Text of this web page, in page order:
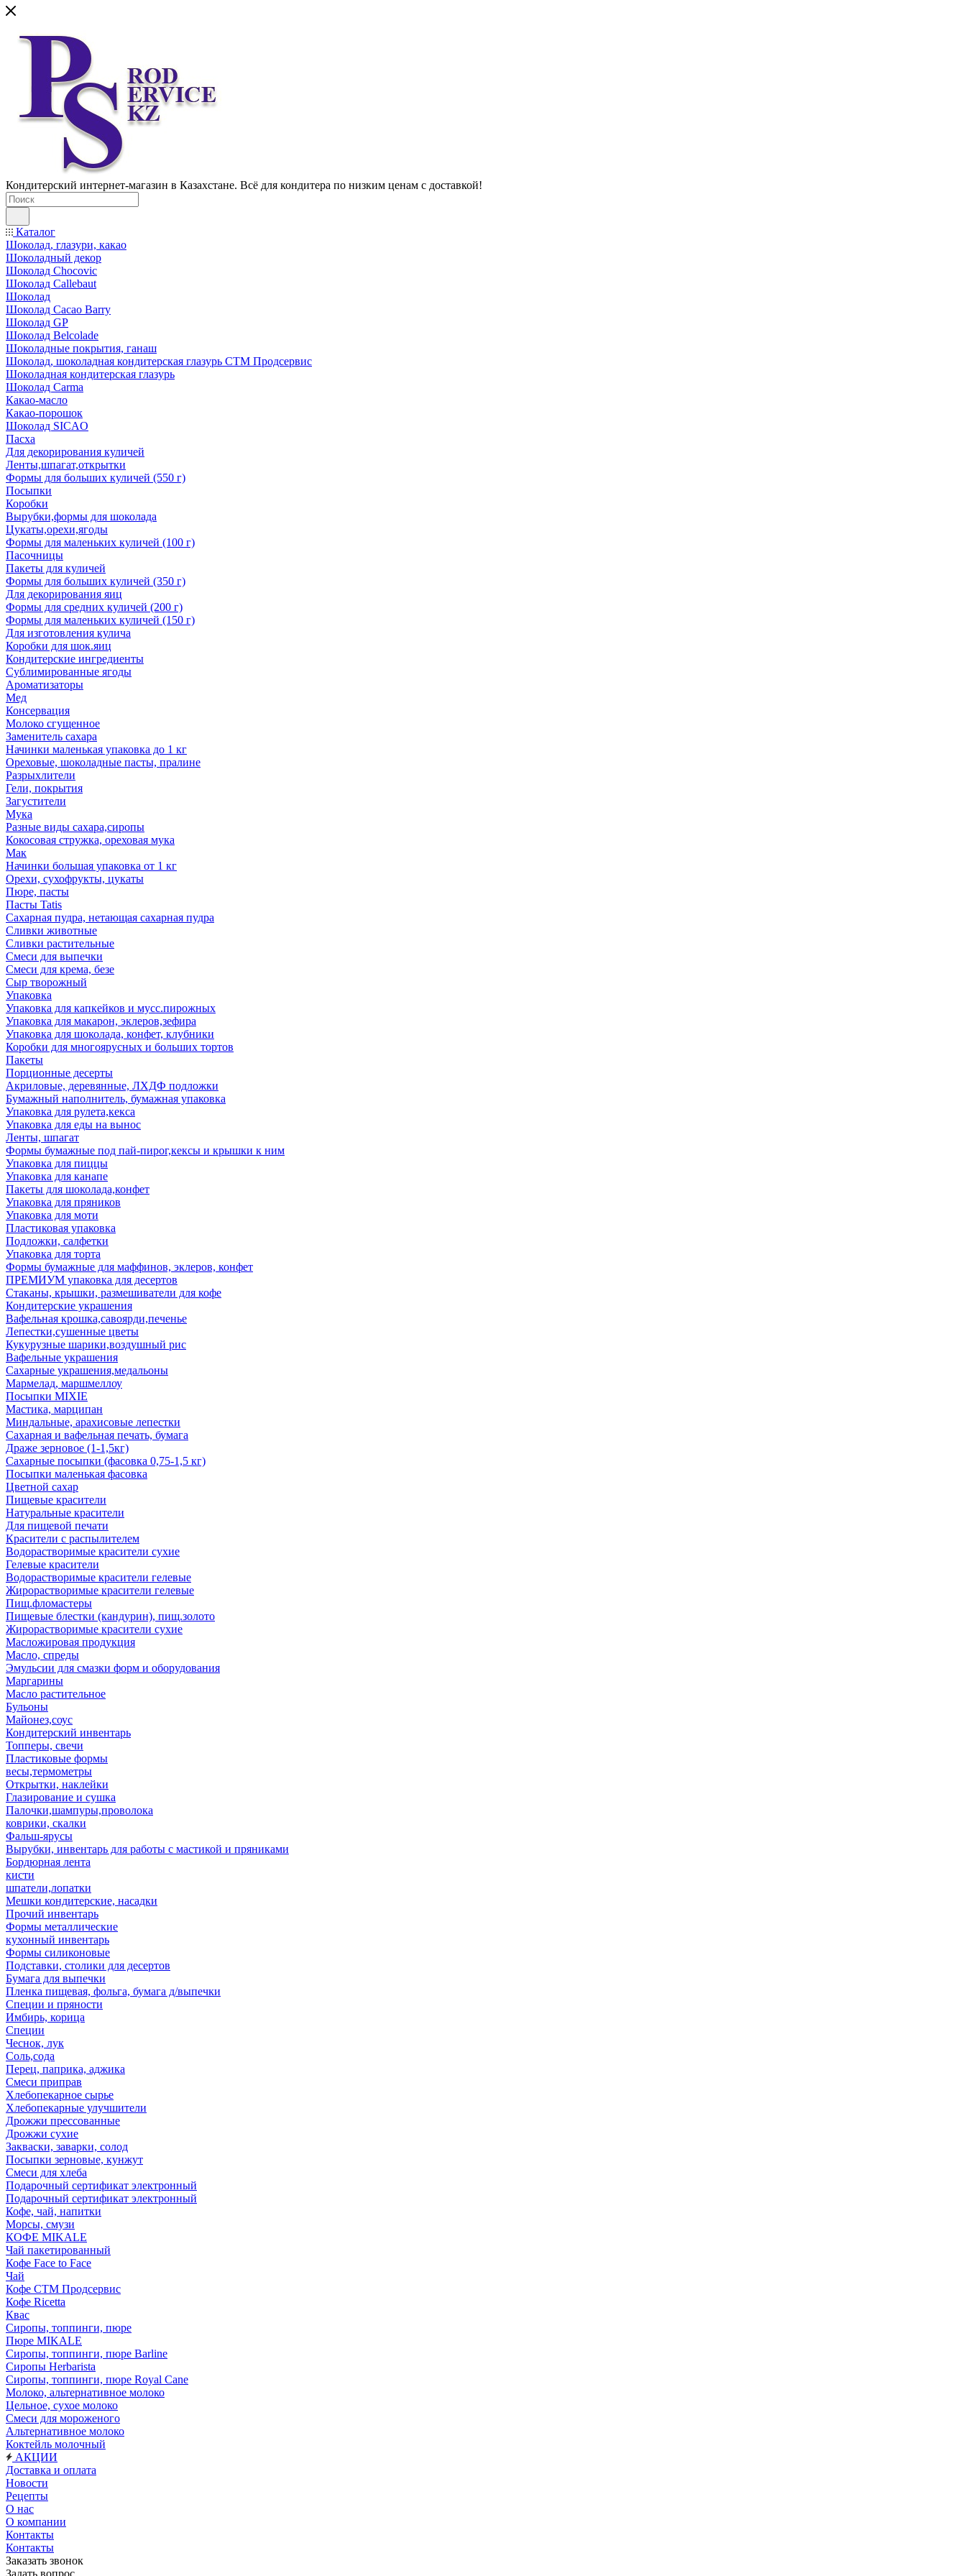
Кондитерский интернет-магазин в Казахстане. Всё для кондитера по низким ценам с доставкой!
Каталог
Шоколад, глазури, какао
Шоколадный декор
Шоколад Chocovic
Шоколад Callebaut
Шоколад
Шоколад Cacao Barry
Шоколад GP
Шоколад Belcolade
Шоколадные покрытия, ганаш
Шоколад, шоколадная кондитерская глазурь СТМ Продсервис
Шоколадная кондитерская глазурь
Шоколад Carma
Какао-масло
Какао-порошок
Шоколад SICAO
Пасха
Для декорирования куличей
Ленты,шпагат,открытки
Формы для больших куличей (550 г)
Посыпки
Коробки
Вырубки,формы для шоколада
Цукаты,орехи,ягоды
Формы для маленьких куличей (100 г)
Пасочницы
Пакеты для куличей
Формы для больших куличей (350 г)
Для декорирования яиц
Формы для средних куличей (200 г)
Формы для маленьких куличей (150 г)
Для изготовления кулича
Коробки для шок.яиц
Кондитерские ингредиенты
Сублимированные ягоды
Ароматизаторы
Мед
Консервация
Молоко сгущенное
Заменитель сахара
Начинки маленькая упаковка до 1 кг
Ореховые, шоколадные пасты, пралине
Разрыхлители
Гели, покрытия
Загустители
Мука
Разные виды сахара,сиропы
Кокосовая стружка, ореховая мука
Мак
Начинки большая упаковка от 1 кг
Орехи, сухофрукты, цукаты
Пюре, пасты
Пасты Tatis
Сахарная пудра, нетающая сахарная пудра
Сливки животные
Сливки растительные
Смеси для выпечки
Смеси для крема, безе
Сыр творожный
Упаковка
Упаковка для капкейков и мусс.пирожных
Упаковка для макарон, эклеров,зефира
Упаковка для шоколада, конфет, клубники
Коробки для многоярусных и больших тортов
Пакеты
Порционные десерты
Акриловые, деревянные, ЛХДФ подложки
Бумажный наполнитель, бумажная упаковка
Упаковка для рулета,кекса
Упаковка для еды на вынос
Ленты, шпагат
Формы бумажные под пай-пирог,кексы и крышки к ним
Упаковка для пиццы
Упаковка для канапе
Пакеты для шоколада,конфет
Упаковка для пряников
Упаковка для моти
Пластиковая упаковка
Подложки, салфетки
Упаковка для торта
Формы бумажные для маффинов, эклеров, конфет
ПРЕМИУМ упаковка для десертов
Стаканы, крышки, размешиватели для кофе
Кондитерские украшения
Вафельная крошка,савоярди,печенье
Лепестки,сушенные цветы
Кукурузные шарики,воздушный рис
Вафельные украшения
Сахарные украшения,медальоны
Мармелад, маршмеллоу
Посыпки MIXIE
Мастика, марципан
Миндальные, арахисовые лепестки
Сахарная и вафельная печать, бумага
Драже зерновое (1-1,5кг)
Сахарные посыпки (фасовка 0,75-1,5 кг)
Посыпки маленькая фасовка
Цветной сахар
Пищевые красители
Натуральные красители
Для пищевой печати
Красители с распылителем
Водорастворимые красители сухие
Гелевые красители
Водорастворимые красители гелевые
Жирорастворимые красители гелевые
Пищ.фломастеры
Пищевые блестки (кандурин), пищ.золото
Жирорастворимые красители сухие
Масложировая продукция
Масло, спреды
Эмульсии для смазки форм и оборудования
Маргарины
Масло растительное
Бульоны
Майонез,соус
Кондитерский инвентарь
Топперы, свечи
Пластиковые формы
весы,термометры
Открытки, наклейки
Глазирование и сушка
Палочки,шампуры,проволока
коврики, скалки
Фальш-ярусы
Вырубки, инвентарь для работы с мастикой и пряниками
Бордюрная лента
кисти
шпатели,лопатки
Мешки кондитерские, насадки
Прочий инвентарь
Формы металлические
кухонный инвентарь
Формы силиконовые
Подставки, столики для десертов
Бумага для выпечки
Пленка пищевая, фольга, бумага д/выпечки
Специи и пряности
Имбирь, корица
Специи
Чеснок, лук
Соль,сода
Перец, паприка, аджика
Смеси приправ
Хлебопекарное сырье
Хлебопекарные улучшители
Дрожжи прессованные
Дрожжи сухие
Закваски, заварки, солод
Посыпки зерновые, кунжут
Смеси для хлеба
Подарочный сертификат электронный
Подарочный сертификат электронный
Кофе, чай, напитки
Морсы, смузи
КОФЕ MIKALE
Чай пакетированный
Кофе Face to Face
Чай
Кофе СТМ Продсервис
Кофе Ricetta
Квас
Сиропы, топпинги, пюре
Пюре MIKALE
Сиропы, топпинги, пюре Barline
Сиропы Herbarista
Сиропы, топпинги, пюре Royal Cane
Молоко, альтернативное молоко
Цельное, сухое молоко
Смеси для мороженого
Альтернативное молоко
Коктейль молочный
АКЦИИ
Доставка и оплата
Новости
Рецепты
О нас
О компании
Контакты
Контакты
Заказать звонок
Задать вопрос